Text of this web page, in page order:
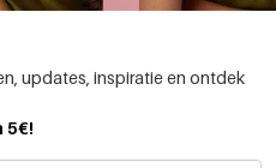
updates, inspiratie en ontdek
5€!